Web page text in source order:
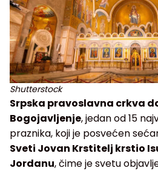
Shutterstock
Srpska pravoslavna crkva
Bogojavljenje, jedan od 15
praznika, koji je posvećen
Sveti Jovan Krstitelj krstio
Jordanu, čime je svetu